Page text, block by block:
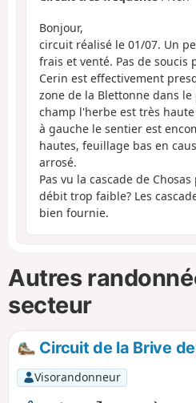
Bonjour,
circuit réalisé le 01/07. Un
frais et venté. Pas de soucis
Cerin est effectivement
zone de la Blettonne dans le
champ l'herbe est très
à gauche le sentier est
hautes, feuillage bas en
arrosé.
Pas vu la cascade de
débit trop faible? Les
bien fournie.
Autres
secteur
Circuit de la Brive
Visorandonneur